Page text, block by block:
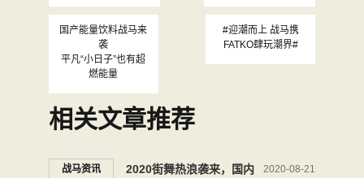
国产能量饮料战马来
袭
平凡“小日子”也有超
燃能量
#迎潮而上 战马携
FATKO肆玩潮界#
相关文章推荐
战马资讯 2020街舞热浪袭来，国内 2020-08-21